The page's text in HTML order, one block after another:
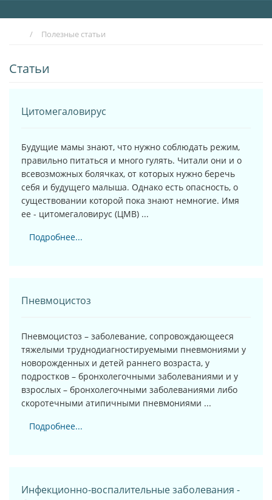
/ Полезные статьи
Статьи
Цитомегаловирус
Будущие мамы знают, что нужно соблюдать режим,
правильно питаться и много гулять. Читали они и о
всевозможных болячках, от которых нужно беречь
себя и будущего малыша. Однако есть опасность, о
существовании которой пока знают немногие. Имя
ее - цитомегаловирус (ЦМВ) ...
Подробнее...
Пневмоцистоз
Пневмоцистоз – заболевание, сопровождающееся
тяжелыми труднодиагностируемыми пневмониями у
новорожденных и детей раннего возраста, у
подростков – бронхолегочными заболеваниями и у
взрослых – бронхолегочными заболеваниями либо
скоротечными атипичными пневмониями ...
Подробнее...
Инфекционно-воспалительные заболевания -